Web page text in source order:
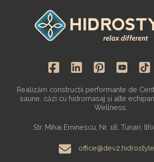
Realizăm construcții performante de
saune, căzi cu hidromasaj și alte
Wellness.
Str. Mihai Eminescu, Nr. 18, Tunari,